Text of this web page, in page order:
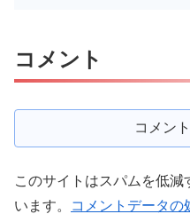
コメント
コメン
このサイトはスパムを低減
います。
コメントデータの